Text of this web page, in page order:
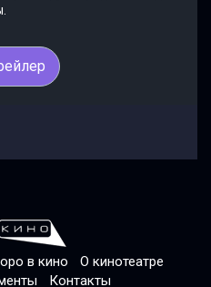
в кино
О кинотеатре
Контакты